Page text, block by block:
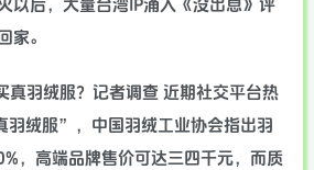
以后，大量台湾IP涌入《没出息》评
家。
真羽绒服？记者调查 近期社交平台热
绒服”，中国羽绒工业协会指出羽
，高端品牌售价可达三四千元，而质